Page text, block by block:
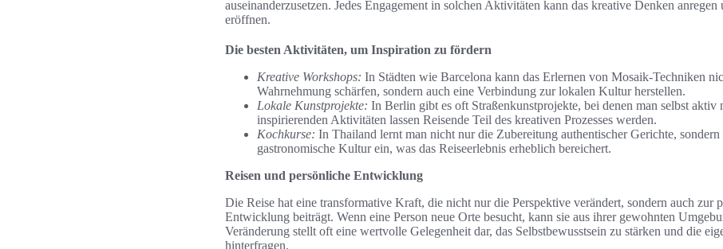
auseinanderzusetzen. Jedes Engagement in solchen Aktivitäten kann das kreative Denken anregen
eröffnen.
Die besten Aktivitäten, um Inspiration zu fördern
Kreative Workshops: In Städten wie Barcelona kann das Erlernen von Mosaik-Techniken
Wahrnehmung schärfen, sondern auch eine Verbindung zur lokalen Kultur herstellen.
Lokale Kunstprojekte: In Berlin gibt es oft Straßenkunstprojekte, bei denen man selbst
inspirierenden Aktivitäten lassen Reisende Teil des kreativen Prozesses werden.
Kochkurse: In Thailand lernt man nicht nur die Zubereitung authentischer Gerichte,
gastronomische Kultur ein, was das Reiseerlebnis erheblich bereichert.
Reisen und persönliche Entwicklung
Die Reise hat eine transformative Kraft, die nicht nur die Perspektive verändert, sondern auch zur
Entwicklung beiträgt. Wenn eine Person neue Orte besucht, kann sie aus ihrer gewohnten
Veränderung stellt oft eine wertvolle Gelegenheit dar, das Selbstbewusstsein zu stärken und die
hinterfragen.